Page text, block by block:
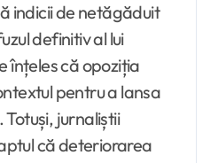
indicii de netăgăduit
definitiv al lui
înțeles că opoziția
pentru a lansa
jurnaliștii
că deteriorarea